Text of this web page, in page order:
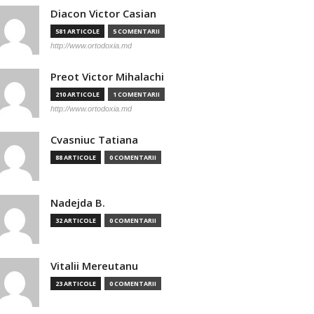
Diacon Victor Casian
581 ARTICOLE 5 COMENTARII
http://www.ortodoxia.md
Preot Victor Mihalachi
210 ARTICOLE 1 COMENTARII
http://www.ortodoxia.md
Cvasniuc Tatiana
88 ARTICOLE 0 COMENTARII
Nadejda B.
32 ARTICOLE 0 COMENTARII
Vitalii Mereutanu
23 ARTICOLE 0 COMENTARII